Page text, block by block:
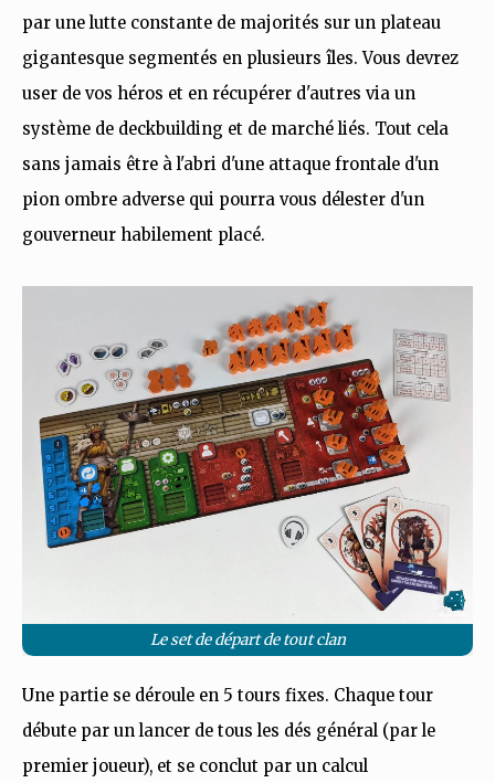
par une lutte constante de majorités sur un plateau
gigantesque segmentés en plusieurs îles. Vous devrez
user de vos héros et en récupérer d'autres via un
système de deckbuilding et de marché liés. Tout cela
sans jamais être à l'abri d'une attaque frontale d'un
pion ombre adverse qui pourra vous délester d'un
gouverneur habilement placé.
Le set de départ de tout clan
Une partie se déroule en 5 tours fixes. Chaque tour
débute par un lancer de tous les dés général (par le
premier joueur), et se conclut par un calcul